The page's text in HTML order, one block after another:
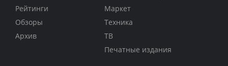
Рейтинги
Обзоры
Архив
Маркет
Техника
ТВ
Печатные издания